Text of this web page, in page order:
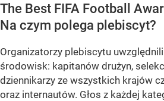
The Best FIFA Football
Na czym polega plebiscyt?
Organizatorzy plebiscytu
środowisk: kapitanów drużyn,
dziennikarzy ze wszystkich krajów
oraz internautów. Głos z każdej